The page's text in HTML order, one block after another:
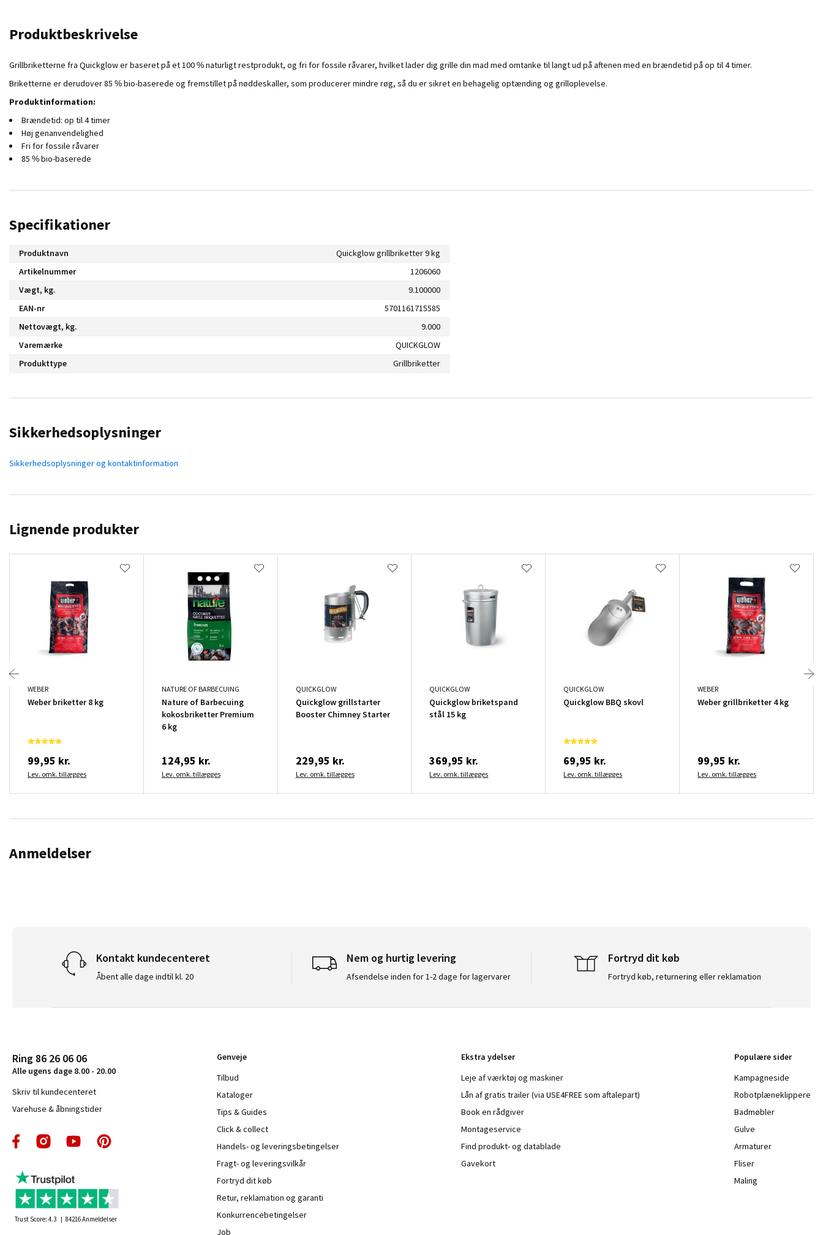
Produktbeskrivelse
Grillbriketterne fra Quickglow er baseret på et 100 % naturligt restprodukt, og fri for fossile råvarer, hvilket lader dig grille din mad med omtanke til langt ud på aftenen med en brændetid på op til 4 timer.
Briketterne er derudover 85 % bio-baserede og fremstillet på nøddeskaller, som producerer mindre røg, så du er sikret en behagelig optænding og grilloplevelse.
Produktinformation:
Brændetid: op til 4 timer
Høj genanvendelighed
Fri for fossile råvarer
85 % bio-baserede
Specifikationer
Produktnavn
Quickglow grillbriketter 9 kg
Artikelnummer
1206060
Vægt, kg.
9.100000
EAN-nr
5701161715585
Nettovægt, kg.
9.000
Varemærke
QUICKGLOW
Produkttype
Grillbriketter
Sikkerhedsoplysninger
Sikkerhedsoplysninger og kontaktinformation
Lignende produkter
WEBER
Weber briketter 8 kg
99,95 kr.
Lev. omk. tillægges
NATURE OF BARBECUING
Nature of Barbecuing
kokosbriketter Premium
6 kg
124,95 kr.
Lev. omk. tillægges
QUICKGLOW
Quickglow grillstarter
Booster Chimney Starter
229,95 kr.
Lev. omk. tillægges
QUICKGLOW
Quickglow briketspand
stål 15 kg
369,95 kr.
Lev. omk. tillægges
QUICKGLOW
Quickglow BBQ skovl
69,95 kr.
Lev. omk. tillægges
WEBER
Weber grillbriketter 4 kg
99,95 kr.
Lev. omk. tillægges
Anmeldelser
Kontakt kundecenteret
Åbent alle dage indtil kl. 20
Nem og hurtig levering
Afsendelse inden for 1-2 dage for lagervarer
Fortryd dit køb
Fortryd køb, returnering eller reklamation
Ring 86 26 06 06
Alle ugens dage 8.00 - 20.00
Skriv til kundecenteret
Varehuse & åbningstider
Trust Score: 4.3 84216Anmeldelser
Genveje
Tilbud
Kataloger
Tips & Guides
Click & collect
Handels- og leveringsbetingelser
Fragt- og leveringsvilkår
Fortryd dit køb
Retur, reklamation og garanti
Konkurrencebetingelser
Job
Ekstra ydelser
Leje af værktøj og maskiner
Lån af gratis trailer (via USE4FREE som aftalepart)
Book en rådgiver
Montageservice
Find produkt- og datablade
Gavekort
Populære sider
Kampagneside
Robotplæneklippere
Badmøbler
Gulve
Armaturer
Fliser
Maling